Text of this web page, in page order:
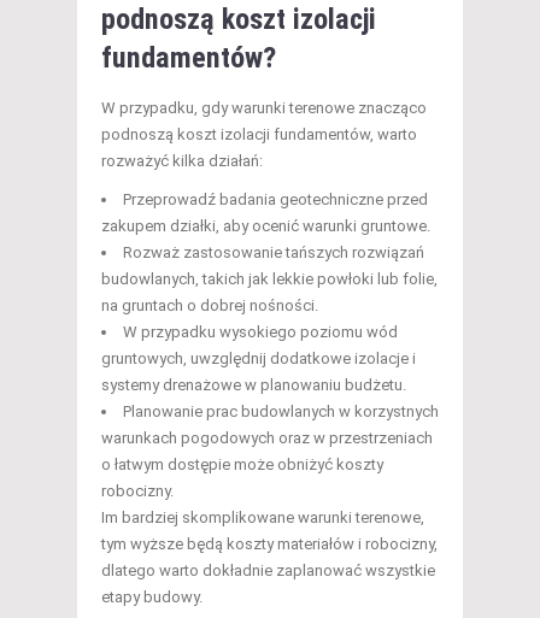
podnoszą koszt izolacji
fundamentów?
W przypadku, gdy warunki terenowe znacząco
podnoszą koszt izolacji fundamentów, warto
rozważyć kilka działań:
Przeprowadź badania geotechniczne przed
zakupem działki, aby ocenić warunki gruntowe.
Rozważ zastosowanie tańszych rozwiązań
budowlanych, takich jak lekkie powłoki lub folie,
na gruntach o dobrej nośności.
W przypadku wysokiego poziomu wód
gruntowych, uwzględnij dodatkowe izolacje i
systemy drenażowe w planowaniu budżetu.
Planowanie prac budowlanych w korzystnych
warunkach pogodowych oraz w przestrzeniach
o łatwym dostępie może obniżyć koszty
robocizny.
Im bardziej skomplikowane warunki terenowe,
tym wyższe będą koszty materiałów i robocizny,
dlatego warto dokładnie zaplanować wszystkie
etapy budowy.